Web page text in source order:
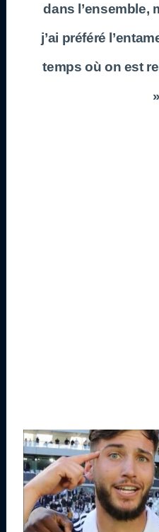
dans l’ensemble,
j’ai préféré
temps où on est